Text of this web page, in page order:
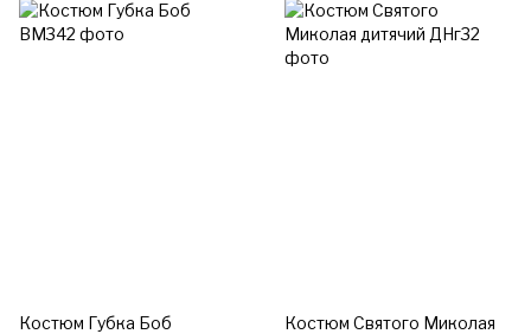
Костюм Губка Боб
Костюм Святого Миколая